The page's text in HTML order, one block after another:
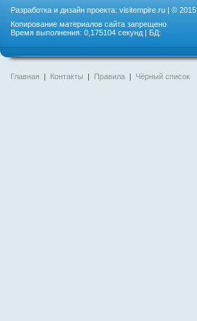
Разработка и дизайн проекта: visitempire.ru | © 2015
Копирование материалов сайта запрещено
Время выполнения: 0,175104 секунд | БД:
Главная | Контакты | Правила | Чёрный список